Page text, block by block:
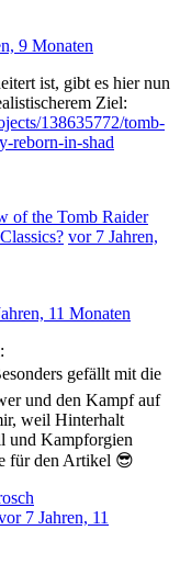
9 Monaten
ist, gibt es hier nun
Ziel:
138635772/tomb-
reborn-in-shad
of the Tomb Raider
vor 7 Jahren,
11 Monaten
gefällt mit die
und den Kampf auf
weil Hinterhalt
und Kampforgien
für den Artikel 😎
7 Jahren, 11